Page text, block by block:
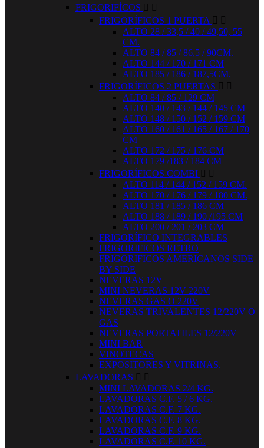
FRIGORIFÍCOS  
FRIGORÍFICOS 1 PUERTA  
ALTO 28 / 33,5 / 40 / 49,50, 55
CM.
ALTO 84 / 85 / 86,5 / 90CM.
ALTO 144 / 170 / 171 CM
ALTO 185 / 186 / 187,5CM.
FRIGORÍFICOS 2 PUERTAS  
ALTO 84 / 85 / 129 CM
ALTO 140 / 143 / 144 / 145 CM
ALTO 148 / 150 / 152 / 159 CM
ALTO 160 / 161 / 165 / 167 / 170
CM
ALTO 172 / 175 / 176 CM
ALTO 179 /183 / 184 CM
FRIGORÍFICOS COMBI  
ALTO 114 / 144 / 152 / 159 CM.
ALTO 170 / 176 / 179 / 180 CM.
ALTO 181 / 185 / 186 CM
ALTO 188 / 189 / 190 /195 CM
ALTO 200 / 201 / 203 CM
FRIGORÍFICO INTEGRABLES
FRIGORIFICOS RETRO
FRIGORIFICOS AMERICANOS SIDE
BY SIDE
NEVERAS 12V
MINI NEVERAS 12V 220V
NEVERAS GAS O 220V
NEVERAS TRIVALENTES 12/220V O
GAS
NEVERAS PORTATILES 12/220V
MINI BAR
VINOTECAS
EXPOSITORES Y VITRINAS.
LAVADORAS  
MINI LAVADORAS 2/4 KG.
LAVADORAS C.F. 5 / 6 KG.
LAVADORAS C.F. 7 KG.
LAVADORAS C.F. 8 KG.
LAVADORAS C.F. 9 KG.
LAVADORAS C.F. 10 KG.